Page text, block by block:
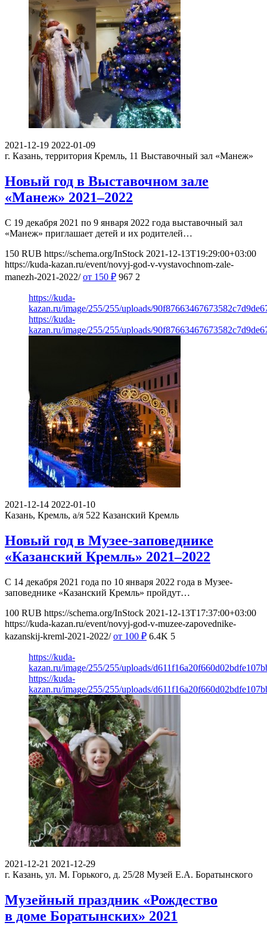
2021-12-19 2022-01-09
г. Казань, территория Кремль, 11 Выставочный зал «Манеж»
Новый год в Выставочном зале
«Манеж» 2021–2022
С 19 декабря 2021 по 9 января 2022 года выставочный зал
«Манеж» приглашает детей и их родителей…
150 RUB https://schema.org/InStock 2021-12-13T19:29:00+03:00
https://kuda-kazan.ru/event/novyj-god-v-vystavochnom-zale-
manezh-2021-2022/ от 150 ₽ 967 2
https://kuda-
kazan.ru/image/255/255/uploads/
https://kuda-
kazan.ru/image/255/255/uploads/
2021-12-14 2022-01-10
Казань, Кремль, а/я 522 Казанский Кремль
Новый год в Музее-заповеднике
«Казанский Кремль» 2021–2022
С 14 декабря 2021 года по 10 января 2022 года в Музее-
заповеднике «Казанский Кремль» пройдут…
100 RUB https://schema.org/InStock 2021-12-13T17:37:00+03:00
https://kuda-kazan.ru/event/novyj-god-v-muzee-zapovednike-
kazanskij-kreml-2021-2022/ от 100 ₽ 6.4K 5
https://kuda-
kazan.ru/image/255/255/uploads/
https://kuda-
kazan.ru/image/255/255/uploads/
2021-12-21 2021-12-29
г. Казань, ул. М. Горького, д. 25/28 Музей Е.А. Боратынского
Музейный праздник «Рождество
в доме Боратынских» 2021